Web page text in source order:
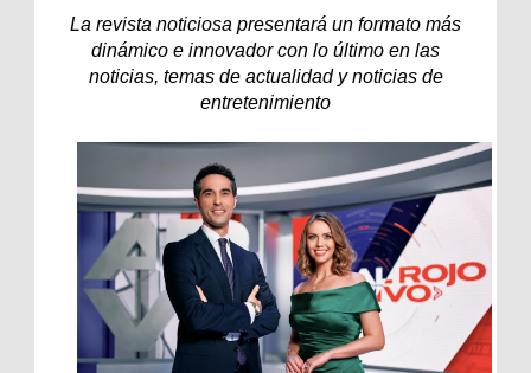
La revista noticiosa presentará un formato más
dinámico e innovador con lo último en las
noticias, temas de actualidad y noticias de
entretenimiento